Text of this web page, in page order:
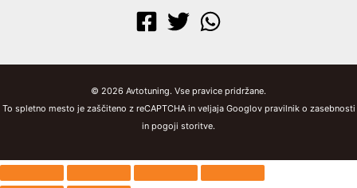
© 2026 Avtotuning. Vse pravice pridržane.
To spletno mesto je zaščiteno z reCAPTCHA in veljaja Googlov pravilnik o zasebnosti
in pogoji storitve.